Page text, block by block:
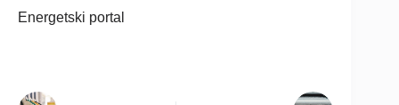
Energetski portal